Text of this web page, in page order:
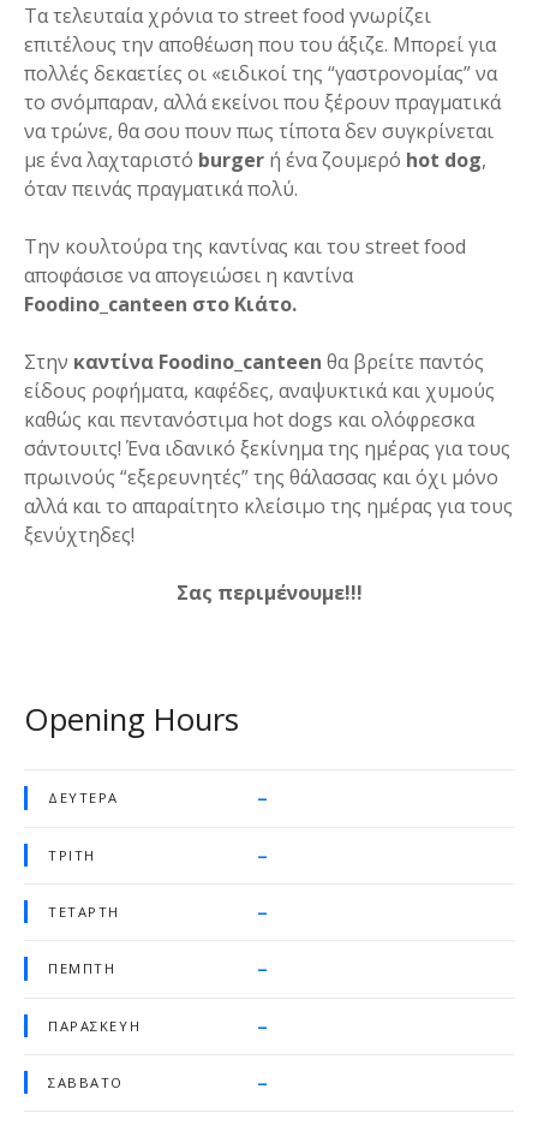
Τα τελευταία χρόνια το street food γνωρίζει
επιτέλους την αποθέωση που του άξιζε. Μπορεί για
πολλές δεκαετίες οι «ειδικοί της “γαστρονομίας” να
το σνόμπαραν, αλλά εκείνοι που ξέρουν πραγματικά
να τρώνε, θα σου πουν πως τίποτα δεν συγκρίνεται
με ένα λαχταριστό burger ή ένα ζουμερό hot dog,
όταν πεινάς πραγματικά πολύ.
Την κουλτούρα της καντίνας και του street food
αποφάσισε να απογειώσει η καντίνα
Foodino_canteen στο Κιάτο.
Στην καντίνα Foodino_canteen θα βρείτε παντός
είδους ροφήματα, καφέδες, αναψυκτικά και χυμούς
καθώς και πεντανόστιμα hot dogs και ολόφρεσκα
σάντουιτς! Ένα ιδανικό ξεκίνημα της ημέρας για τους
πρωινούς “εξερευνητές” της θάλασσας και όχι μόνο
αλλά και το απαραίτητο κλείσιμο της ημέρας για τους
ξενύχτηδες!
Σας περιμένουμε!!!
Opening Hours
ΔΕΥΤΈΡΑ –
ΤΡΊΤΗ –
ΤΕΤΆΡΤΗ –
ΠΈΜΠΤΗ –
ΠΑΡΑΣΚΕΥΉ –
ΣΆΒΒΑΤΟ –